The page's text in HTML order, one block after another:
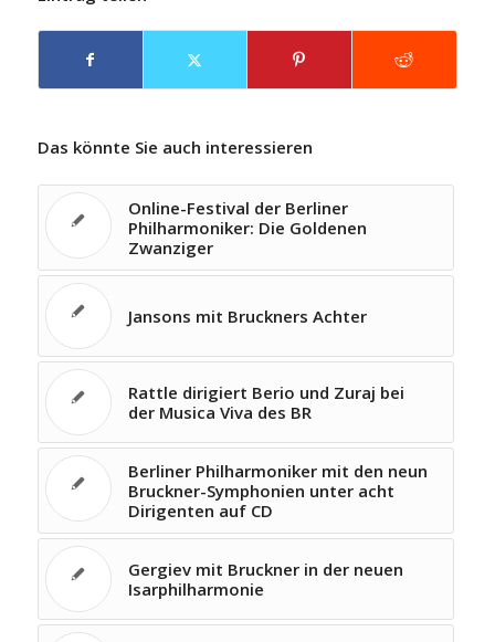
Das könnte Sie auch interessieren
Online-Festival der Berliner
Philharmoniker: Die Goldenen
Zwanziger
Jansons mit Bruckners Achter
Rattle dirigiert Berio und Zuraj bei
der Musica Viva des BR
Berliner Philharmoniker mit den neun
Bruckner-Symphonien unter acht
Dirigenten auf CD
Gergiev mit Bruckner in der neuen
Isarphilharmonie